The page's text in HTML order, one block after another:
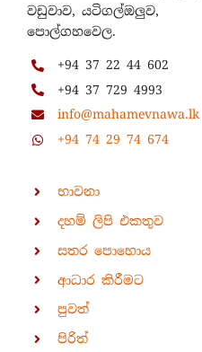
වඩුවාව, යටිගල්ඔලුව,
පොල්ගහවෙල.
+94 37 22 44 602
+94 37 729 4993
info@mahamevnawa.lk
+94 74 29 74 674
භාවනා
දහම් ලිපි එකතුව
සතර පොහොය
ආධාර කිරීමට
පුවත්
පිරිත්